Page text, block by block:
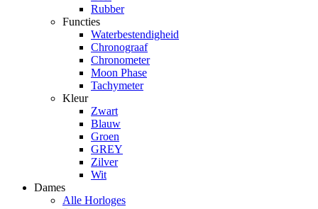
Rubber
Functies
Waterbestendigheid
Chronograaf
Chronometer
Moon Phase
Tachymeter
Kleur
Zwart
Blauw
Groen
GREY
Zilver
Wit
Dames
Alle Horloges